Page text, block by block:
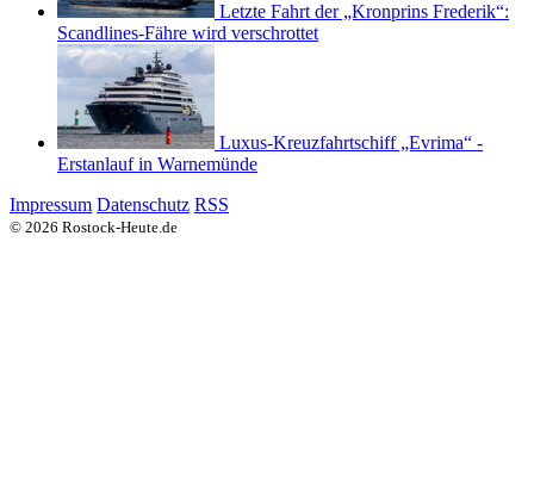
Letzte Fahrt der „Kronprins Frederik“:
Scandlines-Fähre wird verschrottet
Luxus-Kreuzfahrtschiff „Evrima“ -
Erstanlauf in Warnemünde
Impressum Datenschutz RSS
© 2026 Rostock-Heute.de